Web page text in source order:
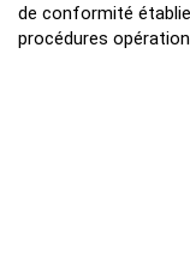
de conformité
procédures